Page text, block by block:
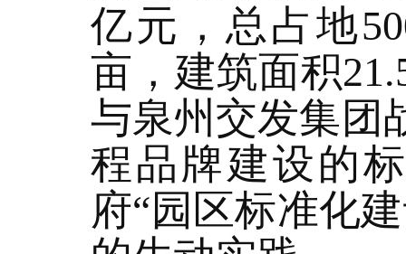
亿元，总占地
亩，建筑面积
与泉州交发集团
程品牌建设的
府“园区标准化